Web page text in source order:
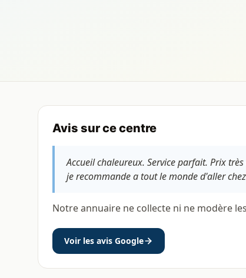
Avis sur ce centre
Accueil chaleureux. Service parfait. Prix
je recommande a tout le monde d'aller
Notre annuaire ne collecte ni ne modère
Voir les avis Google